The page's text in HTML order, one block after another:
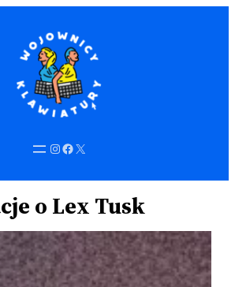
Instagram
Facebook
X
o Lex Tusk